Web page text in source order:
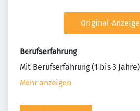
Original-Anzeige
Berufserfahrung
Mit Berufserfahrung (1 bis 3 Jahre)
Mehr anzeigen